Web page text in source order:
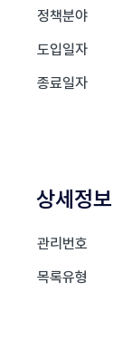
정책분야
도입일자
종료일자
상세정보
관리번호
목록유형